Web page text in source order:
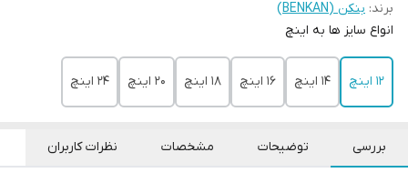
برند: بنکن (BENKAN)
انواع سایز ها به اینچ
12 اینچ 14 اینچ 16 اینچ 18 اینچ 20 اینچ 24 اینچ
بررسی توضیحات مشخصات نظرات کاربران